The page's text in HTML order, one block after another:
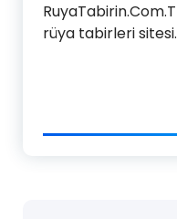
rüya tabirleri sitesi.